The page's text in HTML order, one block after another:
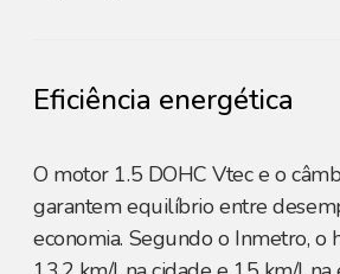
Eficiência energética
O motor 1.5 DOHC Vtec e o
garantem equilíbrio entre
economia. Segundo o Inmetro, o